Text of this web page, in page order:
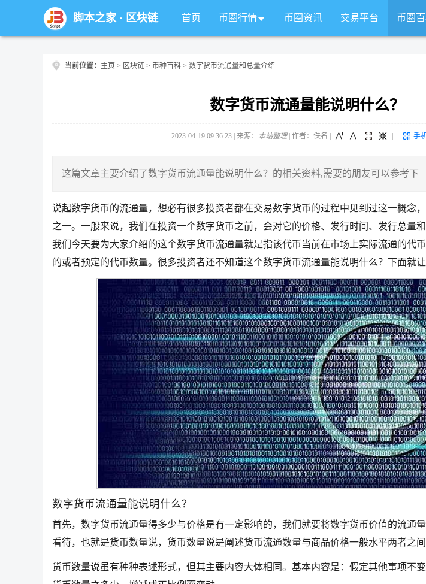
脚本之家· 区块链 首页 币圈行情 币圈资讯 交易平台 币圈
当前位置： 主页 > 区块链 > 币种百科 > 数字货币流通量和总量介绍
数字货币流通量能说明什么？
2023-04-19 09:36:23 | 来源： 本站整理| 作者：佚名 手
这篇文章主要介绍了数字货币流通量能说明什么？的相关资料,需要的朋友可以参考下
说起数字货币的流通量，想必有很多投资者都在交易数字货币的过程中见到过这一概念
之一。一般来说，我们在投资一个数字货币之前，会对它的价格、发行时间、发行总量
我们今天要为大家介绍的这个数字货币流通量就是指该代币当前在市场上实际流通的代
的或者预定的代币数量。很多投资者还不知道这个数字货币流通量能说明什么？下面就让
数字货币流通量能说明什么？
首先，数字货币流通量得多少与价格是有一定影响的，我们就要将数字货币价值的流通
看待，也就是货币数量说，货币数量说是阐述货币流通数量与商品价格一般水平两者之
货币数量说虽有种种表述形式，但其主要内容大体相同。基本内容是：假定其他事项不